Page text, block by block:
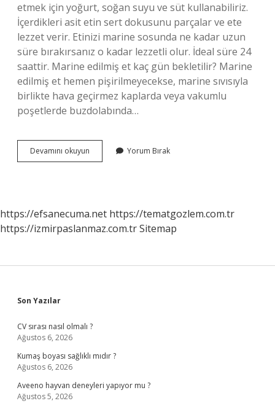
etmek için yoğurt, soğan suyu ve süt kullanabiliriz.
İçerdikleri asit etin sert dokusunu parçalar ve ete
lezzet verir. Etinizi marine sosunda ne kadar uzun
süre bırakırsanız o kadar lezzetli olur. İdeal süre 24
saattir. Marine edilmiş et kaç gün bekletilir? Marine
edilmiş et hemen pişirilmeyecekse, marine sıvısıyla
birlikte hava geçirmez kaplarda veya vakumlu
poşetlerde buzdolabında…
Devamını okuyun
Bir
Mi
Yorum Bırak
https://efsanecuma.net https://tematgozlem.com.tr
https://izmirpaslanmaz.com.trSitemap
Sidebar
Son Yazılar
CV sırası nasıl olmalı ?
Ağustos 6, 2026
Kumaş boyası sağlıklı mıdır ?
Ağustos 6, 2026
Aveeno hayvan deneyleri yapıyor mu ?
Ağustos 5, 2026